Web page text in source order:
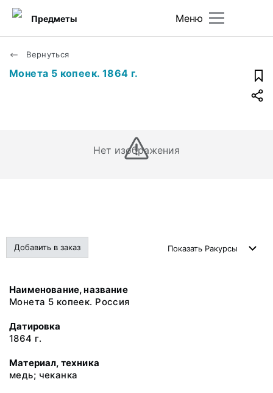
Меню
Предметы
Вернуться
Монета 5 копеек. 1864 г.
Нет изображения
Добавить в заказ Показать Ракурсы
Наименование, название
Монета 5 копеек. Россия
Датировка
1864 г.
Материал, техника
медь; чеканка